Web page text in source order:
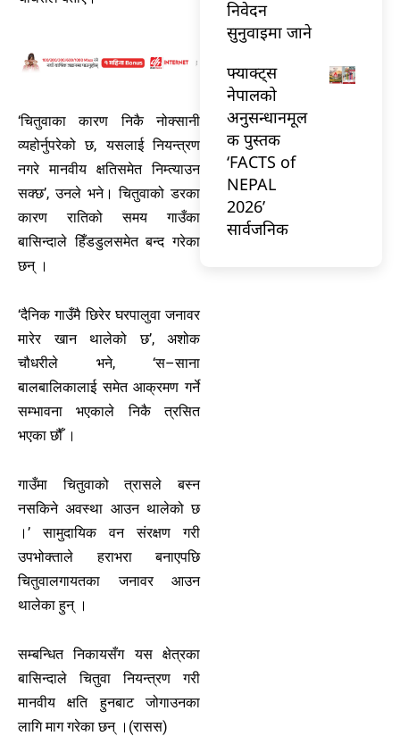
‘चितुवाका कारण निकै नोक्सानी
व्यहोर्नुपरेको छ, यसलाई नियन्त्रण
नगरे मानवीय क्षतिसमेत निम्त्याउन
सक्छ’, उनले भने। चितुवाको डरका
कारण रातिको समय गाउँका
बासिन्दाले हिँडडुलसमेत बन्द गरेका
छन् ।
‘दैनिक गाउँमै छिरेर घरपालुवा जनावर
मारेर खान थालेको छ’, अशोक
चौधरीले भने, ‘स–साना
बालबालिकालाई समेत आक्रमण गर्ने
सम्भावना भएकाले निकै त्रसित
भएका छौँ ।
गाउँमा चितुवाको त्रासले बस्न
नसकिने अवस्था आउन थालेको छ
।’ सामुदायिक वन संरक्षण गरी
उपभोक्ताले हराभरा बनाएपछि
चितुवालगायतका जनावर आउन
थालेका हुन् ।
सम्बन्धित निकायसँग यस क्षेत्रका
बासिन्दाले चितुवा नियन्त्रण गरी
मानवीय क्षति हुनबाट जोगाउनका
लागि माग गरेका छन् ।(रासस)
निवेदन
सुनुवाइमा जाने
फ्याक्ट्स
नेपालको
अनुसन्धानमूल
क पुस्तक
‘FACTS of
NEPAL
2026’
सार्वजनिक